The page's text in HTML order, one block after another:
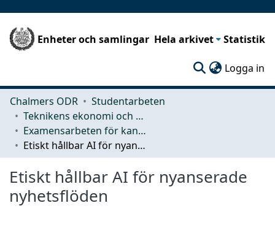
Enheter och samlingar Hela arkivet Statistik
Logga in
Chalmers ODR
Studentarbeten
Teknikens ekonomi och organisation
Examensarbeten för kandidatexamen
Etiskt hållbar AI för nyanserade nyhetsflöden
Etiskt hållbar AI för nyanserade
nyhetsflöden